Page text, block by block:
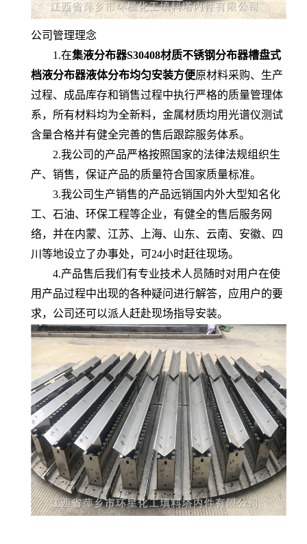
公司管理理念
1.在集液分布器S30408材质不锈钢分布器槽盘式
档液分布器液体分布均匀安装方便原材料采购、生产
过程、成品库存和销售过程中执行严格的质量管理体
系，所有材料均为全新料，金属材质均用光谱仪测试
含量合格并有健全完善的售后跟踪服务体系。
2.我公司的产品严格按照国家的法律法规组织生
产、销售，保证产品的质量符合国家质量标准。
3.我公司生产销售的产品远销国内外大型知名化
工、石油、环保工程等企业，有健全的售后服务网
络，并在内蒙、江苏、上海、山东、云南、安徽、四
川等地设立了办事处，可24小时赶往现场。
4.产品售后我们有专业技术人员随时对用户在使
用产品过程中出现的各种疑问进行解答，应用户的要
求，公司还可以派人赶赴现场指导安装。